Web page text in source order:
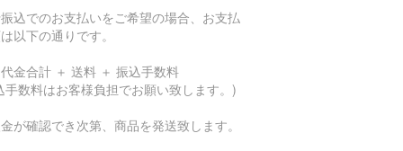
込でのお支払いをご希望の場合、お支払
以下の通りです。
金合計 ＋ 送料 ＋ 振込手数料
手数料はお客様負担でお願い致します。)
が確認でき次第、商品を発送致します。